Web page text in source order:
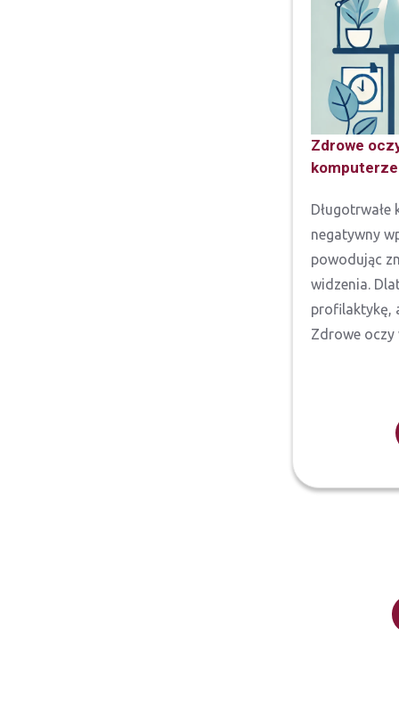
Zdrowe
komputerze
negatywny
powodując
widzenia.
profilaktykę,
Zdrowe oczy